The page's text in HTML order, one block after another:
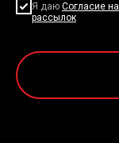
Я даю Согласие
рассылок